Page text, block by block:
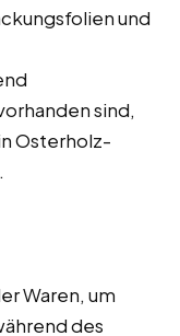
und
sind,
Osterholz-
Waren, um
des